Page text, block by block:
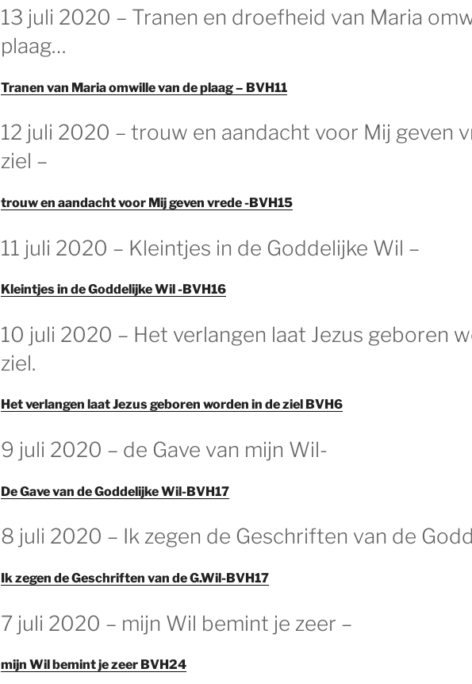
GEPLAATST
OP
13 juli 2020 – Tranen en droefheid van Maria
plaag…
Tranen van Maria omwille van de plaag – BVH11
GEPLAATST
OP
12 juli 2020 – trouw en aandacht voor Mij geven
ziel –
trouw en aandacht voor Mij geven vrede -BVH15
11 juli 2020 – Kleintjes in de Goddelijke Wil –
Kleintjes in de Goddelijke Wil -BVH16
GEPLAATST
OP
10 juli 2020 – Het verlangen laat Jezus geboren
ziel.
Het verlangen laat Jezus geboren worden in de ziel BVH6
GEPLAATST
OP
9 juli 2020 – de Gave van mijn Wil-
De Gave van de Goddelijke Wil-BVH17
GEPLAATST
OP
8 juli 2020 – Ik zegen de Geschriften van de
Ik zegen de Geschriften van de G.Wil-BVH17
OP
7 juli 2020 – mijn Wil bemint je zeer –
mijn Wil bemint je zeer BVH24